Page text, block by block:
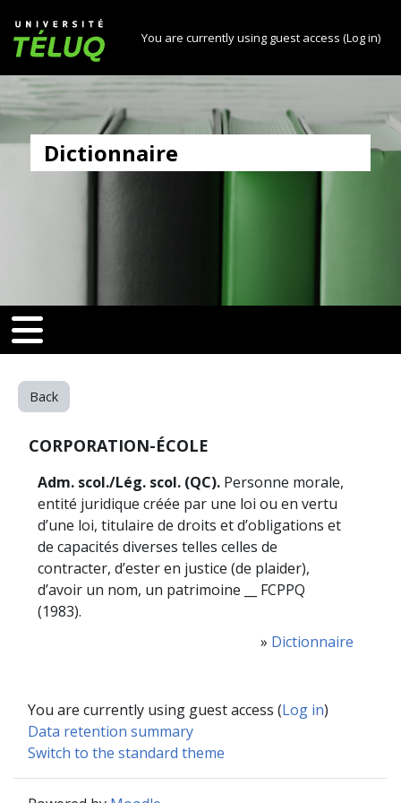
Université TÉLUQ
You are currently using guest access (Log in)
Dictionnaire
[[nav-toggle]]
toggle]]
Back
CORPORATION-ÉCOLE
Adm. scol./Lég. scol. (QC). Personne morale,
entité juridique créée par une loi ou en vertu
d’une loi, titulaire de droits et d’obligations et
de capacités diverses telles celles de
contracter, d’ester en justice (de plaider),
d’avoir un nom, un patrimoine __ FCPPQ
(1983).
» Dictionnaire
You are currently using guest access (Log in)
Data retention summary
Switch to the standard theme